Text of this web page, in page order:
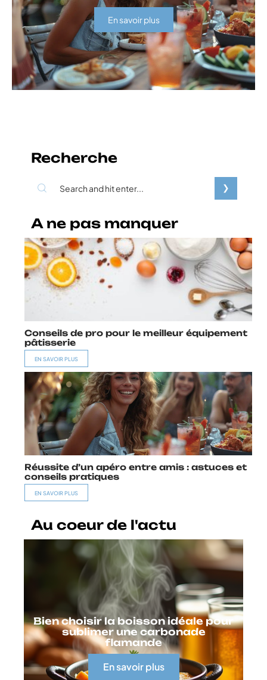
En savoir plus
Recherche
A ne pas manquer
Conseils de pro pour le meilleur équipement
pâtisserie
EN SAVOIR PLUS
Réussite d’un apéro entre amis : astuces et
conseils pratiques
EN SAVOIR PLUS
Au coeur de l'actu
Bien choisir la boisson idéale pour
sublimer une carbonade
flamande
En savoir plus